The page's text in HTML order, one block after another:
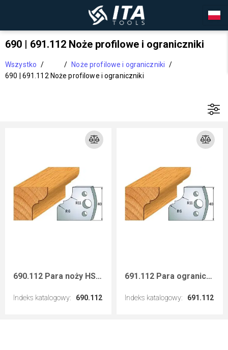
690 | 691.112 Noże profilowe i ograniczniki
Wszystko / / Noże profilowe i ograniczniki /
690 | 691.112 Noże profilowe i ograniczniki
690.112 Para noży HSS 40x4 mm
Indeks katalogowy: 690.112
691.112 Para ograniczników 40 mm
Indeks katalogowy: 691.112